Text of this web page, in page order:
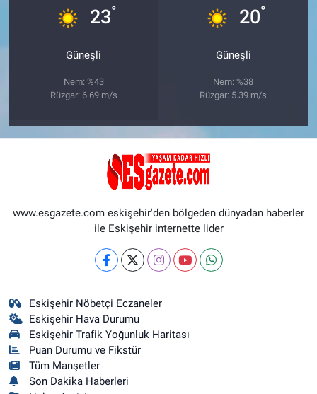
23°
Güneşli
Nem: %43
Rüzgar: 6.69 m/s
20°
Güneşli
Nem: %38
Rüzgar: 5.39 m/s
www.esgazete.com eskişehir'den bölgeden dünyadan haberler
ile Eskişehir internette lider
Eskişehir Nöbetçi Eczaneler
Eskişehir Hava Durumu
Eskişehir Trafik Yoğunluk Haritası
Puan Durumu ve Fikstür
Tüm Manşetler
Son Dakika Haberleri